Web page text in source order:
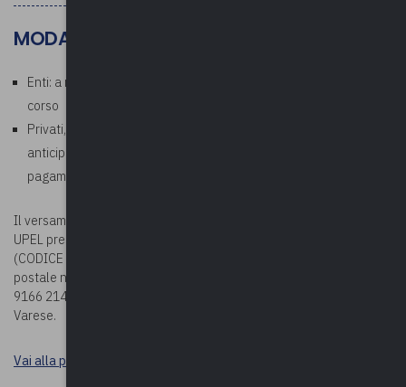
MODALITÀ DI PAGAMENTO
Enti: a ricezione della fattura che verrà emessa al termine del
corso
Privati, aziende, studi professionali: richiesto pagamento
anticipato. In fase di iscrizione corso, allegare la ricevuta di
pagamento
Il versamento della quota potrà essere effettuato sul c/c bancario
UPEL presso BPER BANCA – Via Vittorio Veneto 2 – Varese
(CODICE IBAN: IT78G0538710804000042439240) oppure sul c/c
postale n. 19166214 (CODICE IBAN: IT63 U076 0110 8000 0001
9166 214), entrambi intestati a Upel – Via Como n. 40 – 21100
Varese.
Vai alla pagina Durc e tracciabilità